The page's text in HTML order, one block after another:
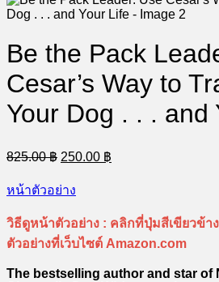
Be the Pack
Cesar’s Way to
Your Dog . . . and
825.00฿ Original
price
was:
825.00 ฿.
250.00 ฿
price
หน้าตัวอย่าง
วิธีดูหน้าตัวอย่าง : คลิกที่ปุ่มสีเขียวข้า
ตัวอย่างที่เว็บไซต์ Amazon.com
The bestselling author and star of